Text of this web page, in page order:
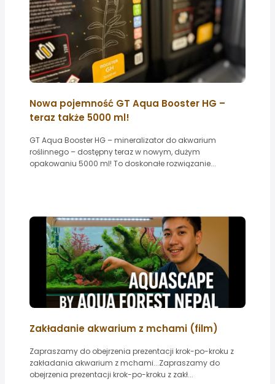
Nowa pojemność GT Aqua Booster HG –
teraz także 5000 ml!
GT Aqua Booster HG – mineralizator do akwarium
roślinnego – dostępny teraz w nowym, dużym
opakowaniu 5000 ml! To doskonałe rozwiązanie...
Zakładanie akwarium z mchami (film)
Zapraszamy do obejrzenia prezentacji krok-po-kroku z
zakładania akwarium z mchami...Zapraszamy do
obejrzenia prezentacji krok-po-kroku z zakł...